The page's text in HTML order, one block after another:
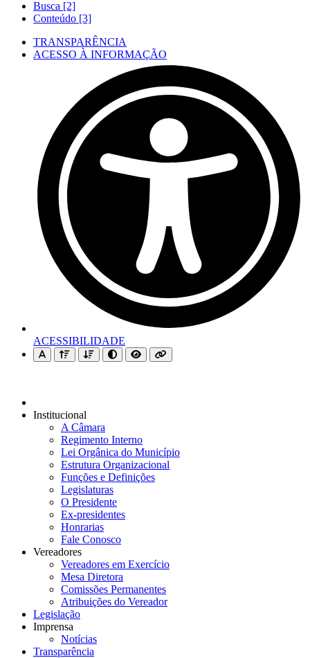
Busca [2]
Conteúdo [3]
TRANSPARÊNCIA
ACESSO À INFORMAÇÃO
ACESSIBILIDADE
Institucional
A Câmara
Regimento Interno
Lei Orgânica do Município
Estrutura Organizacional
Funções e Definições
Legislaturas
O Presidente
Ex-presidentes
Honrarias
Fale Conosco
Vereadores
Vereadores em Exercício
Mesa Diretora
Comissões Permanentes
Atribuições do Vereador
Legislação
Imprensa
Notícias
Transparência